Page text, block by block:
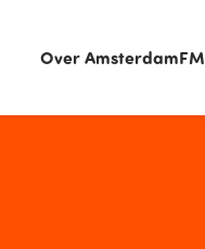
Over AmsterdamFM